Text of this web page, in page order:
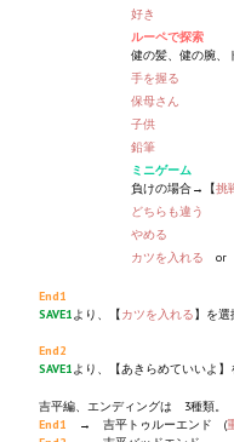
好き
ルーペで探索
健の髪、健の腕、
手を握る
保母さん
子供
鉛筆
ミニゲーム
負けの場合→【挑
どちらも違う
やめる
カツを入れる or
End1
SAVE1 より、【カツを入れる】を選
End2
SAVE1 より、【あきらめていいよ】
吉平編、エンディングは 3種類。
End1 → 吉平トゥルーエンド (